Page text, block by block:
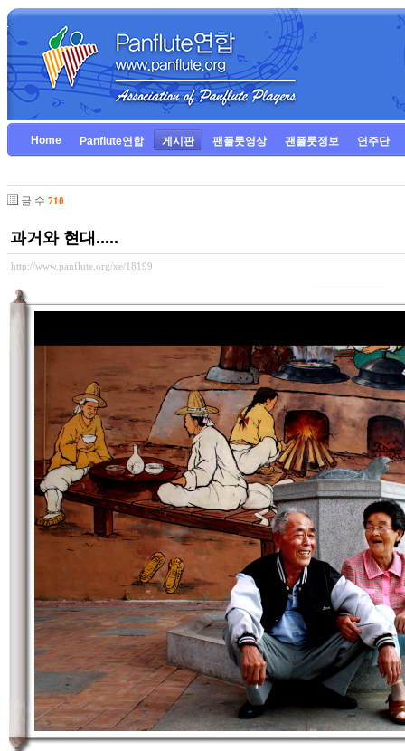
Home Panflute연합 게시판 팬플룻영상 팬플룻정보 연주단
글 수 710
과거와 현대.....
http://www.panflute.org/xe/18199